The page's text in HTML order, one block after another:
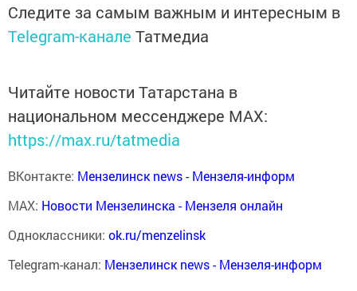
Следите за самым важным и интересным в
Telegram-канале Татмедиа
Читайте новости Татарстана в
национальном мессенджере MАХ:
https://max.ru/tatmedia
ВКонтакте: Мензелинск news - Мензеля-информ
MAX: Новости Мензелинска - Мензеля онлайн
Одноклассники: ok.ru/menzelinsk
Telegram-канал: Мензелинск news - Мензеля-информ